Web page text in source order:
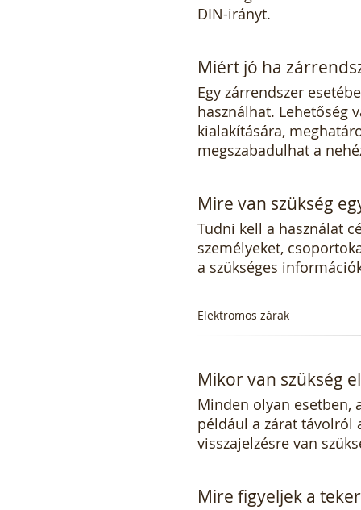
DIN-irányt.
Miért jó ha
Egy zárrendszer
használhat. Lehetőség
kialakítására,
megszabadulhat a
Mire van szükség
Tudni kell a használat
személyeket,
a szükséges
Elektromos zárak
Mikor van szükség
Minden olyan esetben,
például a zárat távolról
visszajelzésre van
Mire figyeljek a